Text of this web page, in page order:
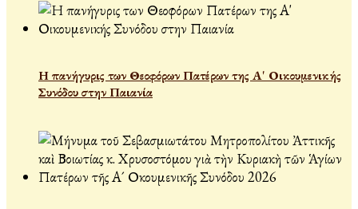
Η πανήγυρις των Θεοφόρων Πατέρων της Α' Οικουμενικής
Συνόδου στην Παιανία